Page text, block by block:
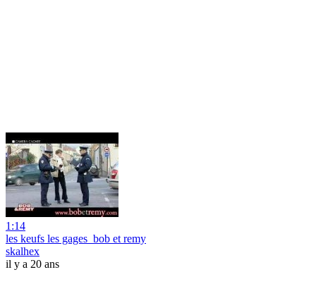
1:14
les keufs les gages_bob et remy
skalhex
il y a 20 ans